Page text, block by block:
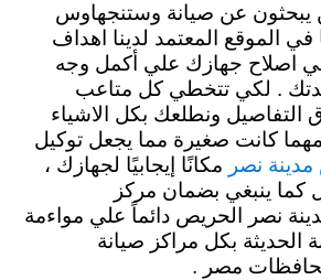
يبحثون عن صيانة وستنجهاوس
في الموقع المعتمد لدينا اهداف
اصلاح جهازك علي أكمل وجه
. لكي تتخطي كل متاعب
التفاصيل ونطلعك بكل الاشياء
كانت صغيرة مما يجعل توكيل
نصر
مكانًا إيجابيًا لجهازك ،
كما ينبغي بضمان مركز
نصر الحريص دائماً علي مواءمة
الحديثة بكل مراكز صيانة
مصر .